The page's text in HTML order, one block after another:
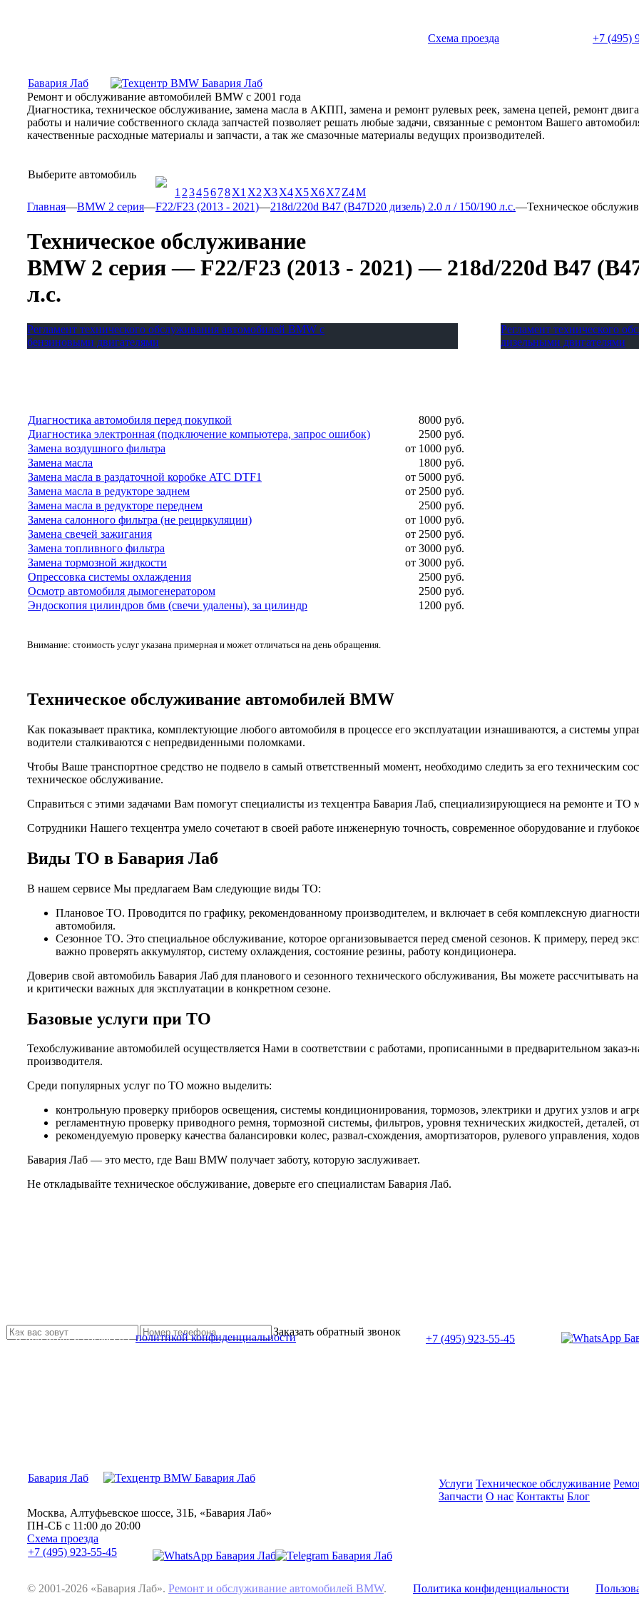
Схема проезда +7 (495)
Бавария Лаб
Ремонт и обслуживание автомобилей BMW с 2001 года
Диагностика, техническое обслуживание, замена масла в АКПП, замена и ремонт рулевых реек, замена цепей, ремонт
работы и наличие собственного склада запчастей позволяет решать любые задачи, связанные с ремонтом Вашего
качественные расходные материалы и запчасти, а так же смазочные материалы ведущих производителей.
Выберите автомобиль
1 2345678X1 X2 X3X4X5X6X7Z4М
Главная—BMW 2 серия—F22/F23 (2013 - 2021)—218d/220d B47 (B47D20 дизель) 2.0 л / 150/190 л.с.—Техническое
Техническое обслуживание
BMW 2 серия — F22/F23 (2013 - 2021) — 218d/220d B47
л.с.
Регламент технического обслуживания автомобилей BMW с
бензиновыми двигателями
Регламент технического
дизельными двигателями
Диагностика автомобиля перед покупкой
8000 руб.
Диагностика электронная (подключение компьютера, запрос ошибок)
2500 руб.
Замена воздушного фильтра
от 1000 руб.
Замена масла
1800 руб.
Замена масла в раздаточной коробке ATC DTF1
от 5000 руб.
Замена масла в редукторе заднем
от 2500 руб.
Замена масла в редукторе переднем
2500 руб.
Замена салонного фильтра (не рециркуляции)
от 1000 руб.
Замена свечей зажигания
от 2500 руб.
Замена топливного фильтра
от 3000 руб.
Замена тормозной жидкости
от 3000 руб.
Опрессовка системы охлаждения
2500 руб.
Осмотр автомобиля дымогенератором
2500 руб.
Эндоскопия цилиндров бмв (свечи удалены), за цилиндр
1200 руб.
Внимание: стоимость услуг указана примерная и может отличаться на день обращения.
Техническое обслуживание автомобилей BMW
Как показывает практика, комплектующие любого автомобиля в процессе его эксплуатации изнашиваются, а системы
водители сталкиваются с непредвиденными поломками.
Чтобы Ваше транспортное средство не подвело в самый ответственный момент, необходимо следить за его техническим
техническое обслуживание.
Справиться с этими задачами Вам помогут специалисты из техцентра Бавария Лаб, специализирующиеся на ремонте и
Сотрудники Нашего техцентра умело сочетают в своей работе инженерную точность, современное оборудование и
Виды ТО в Бавария Лаб
В нашем сервисе Мы предлагаем Вам следующие виды ТО:
Плановое ТО. Проводится по графику, рекомендованному производителем, и включает в себя комплексную
автомобиля.
Сезонное ТО. Это специальное обслуживание, которое организовывается перед сменой сезонов. К примеру, перед
важно проверять аккумулятор, систему охлаждения, состояние резины, работу кондиционера.
Доверив свой автомобиль Бавария Лаб для планового и сезонного технического обслуживания, Вы можете рассчитывать
и критически важных для эксплуатации в конкретном сезоне.
Базовые услуги при ТО
Техобслуживание автомобилей осуществляется Нами в соответствии с работами, прописанными в предварительном
производителя.
Среди популярных услуг по ТО можно выделить:
контрольную проверку приборов освещения, системы кондиционирования, тормозов, электрики и других узлов и
регламентную проверку приводного ремня, тормозной системы, фильтров, уровня технических жидкостей, деталей,
рекомендуемую проверку качества балансировки колес, развал-схождения, амортизаторов, рулевого управления,
Бавария Лаб — это место, где Ваш BMW получает заботу, которую заслуживает.
Не откладывайте техническое обслуживание, доверьте его специалистам Бавария Лаб.
Заказать обратный звонок
Я прочитал и согласен сполитикой конфиденциальности
+7 (495) 923-55-45
Бавария Лаб
Москва, Алтуфьевское шоссе, 31Б, «Бавария Лаб»
ПН-СБ с 11:00 до 20:00
Схема проезда
+7 (495) 923-55-45
Услуги Техническое обслуживание
Запчасти О нас Контакты Блог
© 2001-2026 «Бавария Лаб». Ремонт и обслуживание автомобилей BMW. Политика конфиденциальности